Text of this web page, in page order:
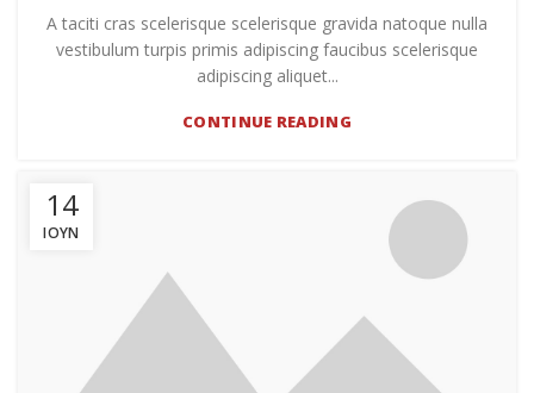
A taciti cras scelerisque scelerisque gravida natoque nulla
vestibulum turpis primis adipiscing faucibus scelerisque
adipiscing aliquet...
CONTINUE READING
14
ΙΟΎΝ